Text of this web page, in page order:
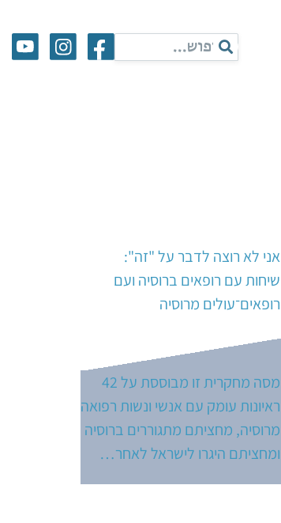
אני לא רוצה לדבר על "זה":
שיחות עם רופאים ברוסיה ועם
רופאים־עולים מרוסיה
מסה מחקרית זו מבוססת על 42
ראיונות עומק עם אנשי ונשות רפואה
מרוסיה, מחציתם מתגוררים ברוסיה
ומחציתם היגרו לישראל לאחר…